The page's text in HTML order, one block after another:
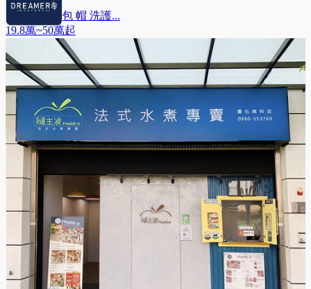
Dreamers鞋 包 帽 洗護...
19.8萬~50萬起